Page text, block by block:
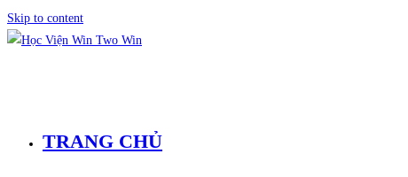
Skip to content
TRANG CHỦ